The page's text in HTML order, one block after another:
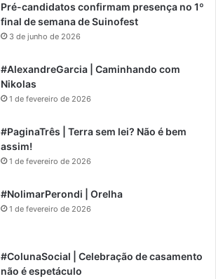
Pré-candidatos confirmam presença no 1º
final de semana de Suinofest
3 de junho de 2026
#AlexandreGarcia | Caminhando com
Nikolas
1 de fevereiro de 2026
#PaginaTrês | Terra sem lei? Não é bem
assim!
1 de fevereiro de 2026
#NolimarPerondi | Orelha
1 de fevereiro de 2026
#ColunaSocial | Celebração de casamento
não é espetáculo